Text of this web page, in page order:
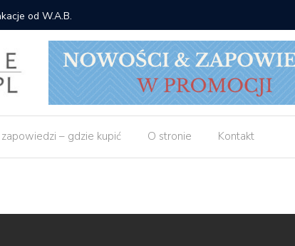
od W.A.B.
– gdzie kupić O stronie Kontakt